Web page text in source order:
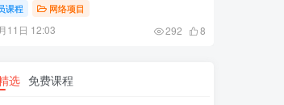
课程 网络项目
11日 12:03 292 8
选 免费课程